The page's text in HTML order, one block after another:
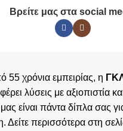
Βρείτε μας στα social
χρόνια εμπειρίας, η
λύσεις με αξιοπιστία
είναι πάντα δίπλα σας
Δείτε περισσότερα στη